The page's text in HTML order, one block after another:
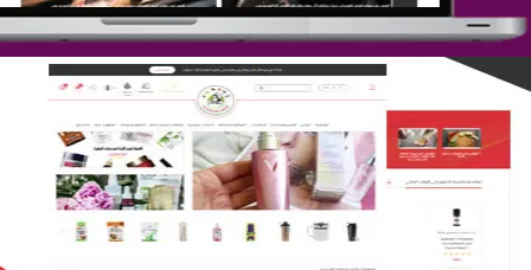
تصميم متجر لمار
التفاصيل